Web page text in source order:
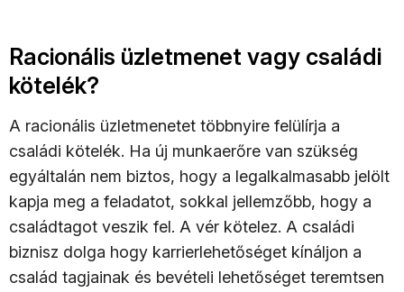
Racionális üzletmenet vagy családi
kötelék?
A racionális üzletmenetet többnyire felülírja a
családi kötelék. Ha új munkaerőre van szükség
egyáltalán nem biztos, hogy a legalkalmasabb jelölt
kapja meg a feladatot, sokkal jellemzőbb, hogy a
családtagot veszik fel. A vér kötelez. A családi
biznisz dolga hogy karrierlehetőséget kínáljon a
család tagjainak és bevételi lehetőséget teremtsen